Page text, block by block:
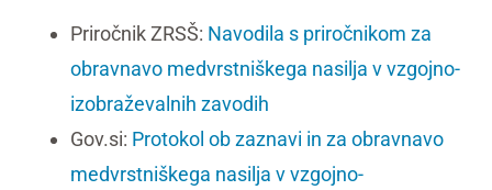
Priročnik ZRSŠ: Navodila s priročnikom za
obravnavo medvrstniškega nasilja v vzgojno-
izobraževalnih zavodih
Gov.si: Protokol ob zaznavi in za obravnavo
medvrstniškega nasilja v vzgojno-